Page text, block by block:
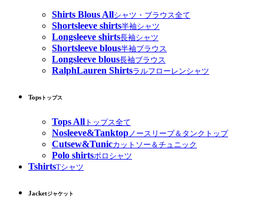
Shirts Blous Allシャツ・ブラウス全て
Shortsleeve shirts半袖シャツ
Longsleeve shirts長袖シャツ
Shortsleeve blous半袖ブラウス
Longsleeve blous長袖ブラウス
RalphLauren Shirtsラルフローレンシャツ
Tops トップス
Tops All トップス全て
Nosleeve&Tanktopノースリーブ＆タンクトップ
Cutsew&Tunicカットソー＆チュニック
Polo shirtsポロシャツ
TshirtsTシャツ
Jacketジャケット